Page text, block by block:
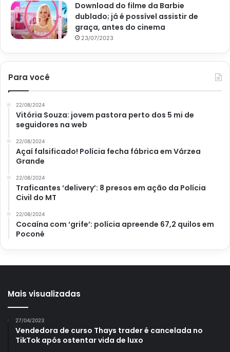
Download do filme da Barbie
dublado; já é possível assistir de
graça, antes do cinema
23/07/2023
Para você
22/08/2024
Vitória Souza: jovem pastora perto dos 5 mi de
seguidores na web
22/08/2024
Açaí falsificado! Polícia fecha fábrica em Várzea
Grande
22/08/2024
Traficantes ‘delivery’: 8 presos em ação da Polícia
Civil do MT
22/08/2024
Cocaína com ‘grife’: polícia apreende 67,2 quilos em
Poconé
Mais visualizadas
27/04/2023
Vendedora de curso Thays trader é cancelada no
TikTok após ostentar vida de luxo